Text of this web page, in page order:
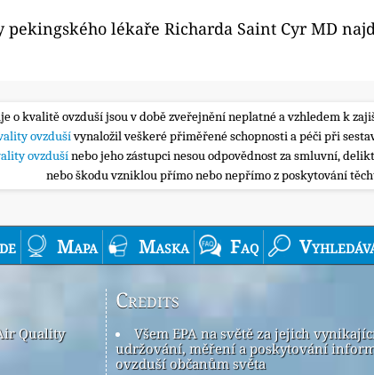
lékaře Richarda Saint Cyr MD
o kvalitě ovzduší jsou v době zveřejnění neplatné a vzhledem k
ovzdušívynaložil veškeré přiměřené schopnosti a péči při
ovzdušínebo jeho zástupci nesou odpovědnost za smluvní,
nebo škodu vzniklou přímo nebo nepřímo z poskytování
Mapa Maska Faq
Quality
Credits
Všem EPA na světě za jejich
udržování, měření a poskytování
ovzduší občanům světa